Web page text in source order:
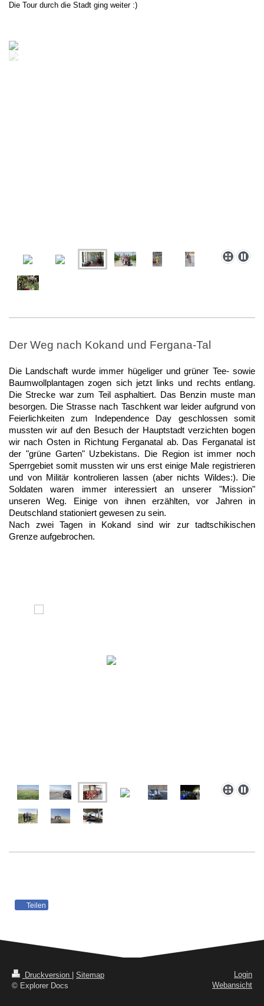
Die Tour durch die Stadt ging weiter :)
Der Weg nach Kokand und Fergana-Tal
Die Landschaft wurde immer hügeliger und grüner Tee- sowie
Baumwollplantagen zogen sich jetzt links und rechts entlang.
Die Strecke war zum Teil asphaltiert. Das Benzin muste man
besorgen. Die Strasse nach Taschkent war leider aufgrund von
Feierlichkeiten zum Independence Day geschlossen somit
mussten wir auf den Besuch der Hauptstadt verzichten bogen
wir nach Osten in Richtung Ferganatal ab. Das Ferganatal ist
der "grüne Garten" Uzbekistans. Die Region ist immer noch
Sperrgebiet somit mussten wir uns ersteinige Male registrieren
und von Militär kontrolieren lassen (aber nichts Wildes:). Die
Soldaten waren immer interessiert an unserer "Mission"
unseren Weg. Einige von ihnen erzählten, vor Jahren
in
Deutschland stationiert gewesen zu sein.
Nach zwei Tagen in Kokand sind wir zur tadtschikischen
Grenze aufgebrochen.
Teilen
Druckversion
Sitemap
© Explorer Docs
Login
Webansicht